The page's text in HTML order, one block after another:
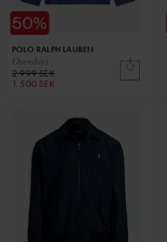
Overshirt
POLO RALPH LAUREN
2 999 SEK
1 500 SEK